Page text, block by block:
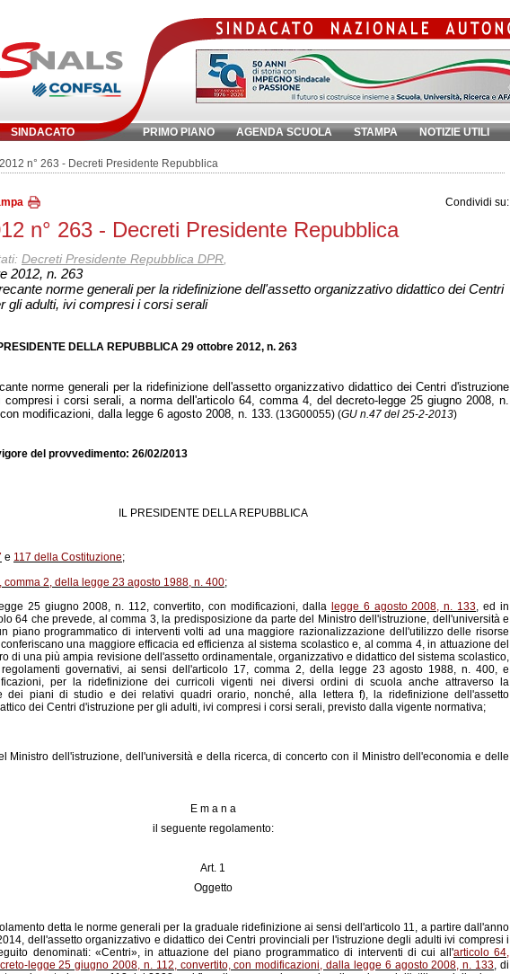
SINDACATO PRIMO PIANO AGENDA SCUOLA STAMPA NOTIZIE UTILI
Inserisci parola chiave:
n° 263 - Decreti Presidente Repubblica
Condividi su:
n° 263 - Decreti Presidente Repubblica
Decreti Presidente Repubblica DPR
2012, n. 263
norme generali per la ridefinizione dell'assetto organizzativo didattico dei Centri
gli adulti, ivi compresi i corsi serali
DELLA REPUBBLICA 29 ottobre 2012, n. 263
norme generali per la ridefinizione dell'assetto organizzativo didattico dei Centri d'istruzione
i corsi serali, a norma dell'articolo 64, comma 4, del decreto-legge 25 giugno 2008, n.
modificazioni, dalla legge 6 agosto 2008, n. 133. (13G00055) (GU n.47 del 25-2-2013)
del provvedimento: 26/02/2013
IL PRESIDENTE DELLA REPUBBLICA
e 117 della Costituzione;
comma 2, della legge 23 agosto 1988, n. 400;
25 giugno 2008, n. 112, convertito, con modificazioni, dalla legge 6 agosto 2008, n. 133, ed in
64 che prevede, al comma 3, la predisposizione da parte del Ministro dell'istruzione, dell'università e
piano programmatico di interventi volti ad una maggiore razionalizzazione dell'utilizzo delle risorse
una maggiore efficacia ed efficienza al sistema scolastico e, al comma 4, in attuazione del
di una più ampia revisione dell'assetto ordinamentale, organizzativo e didattico del sistema scolastico,
regolamenti governativi, ai sensi dell'articolo 17, comma 2, della legge 23 agosto 1988, n. 400, e
per la ridefinizione dei curricoli vigenti nei diversi ordini di scuola anche attraverso la
dei piani di studio e dei relativi quadri orario, nonché, alla lettera f), la ridefinizione dell'assetto
dei Centri d'istruzione per gli adulti, ivi compresi i corsi serali, previsto dalla vigente normativa;
Ministro dell'istruzione, dell'università e della ricerca, di concerto con il Ministro dell'economia e delle
E m a n a
il seguente regolamento:
Art. 1
Oggetto
detta le norme generali per la graduale ridefinizione ai sensi dell'articolo 11, a partire dall'anno
dell'assetto organizzativo e didattico dei Centri provinciali per l'istruzione degli adulti ivi compresi i
denominati: «Centri», in attuazione del piano programmatico di interventi di cui all'articolo 64,
legge 25 giugno 2008, n. 112, convertito, con modificazioni, dalla legge 6 agosto 2008, n. 133 , di